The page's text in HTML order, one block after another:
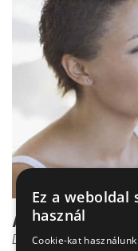
A nehéz légzés
Dr. Mucsi János
Ez a weboldal
használ
Cookie-kat